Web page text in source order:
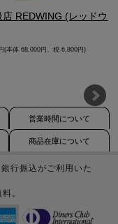
店 REDWING (レッドウ
(本体 68,000円、税 6,800円)
営業時間について
商品在庫について
行振込がご利用いた
。